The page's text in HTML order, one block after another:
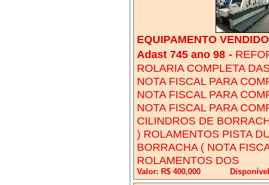
EQUIPAMENTO
Adast 745 ano 98 -
ROLARIA COMPLETA
NOTA FISCAL PARA
NOTA FISCAL PARA
NOTA FISCAL PARA
CILINDROS DE
) ROLAMENTOS PISTA
BORRACHA ( NOTA
ROLAMENTOS DOS
Valor: R$ 400,000